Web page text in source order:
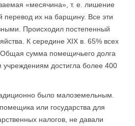
«месячина», т. е. лишение
перевод их на барщину. Все эти
Происходил постепенный
К середине XIX в. 65% всех
сумма помещичьего долга
учреждениям достигла более 400
было малоземельным.
или государства для
налогов, не давали